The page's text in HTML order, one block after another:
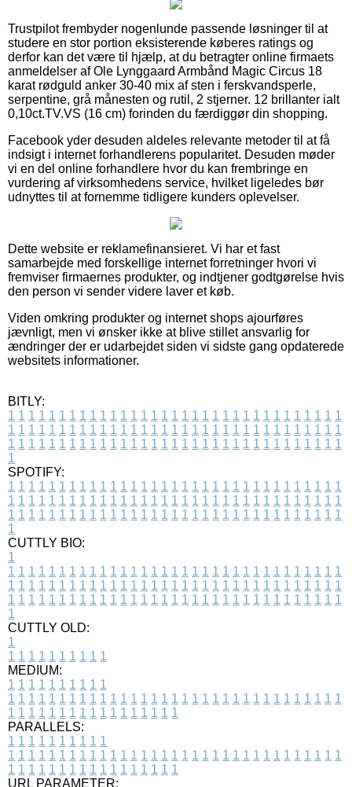
Trustpilot frembyder nogenlunde passende løsninger til at
studere en stor portion eksisterende køberes ratings og
derfor kan det være til hjælp, at du betragter online firmaets
anmeldelser af Ole Lynggaard Armbånd Magic Circus 18
karat rødguld anker 30-40 mix af sten i ferskvandsperle,
serpentine, grå månesten og rutil, 2 stjerner. 12 brillanter ialt
0,10ct.TV.VS (16 cm) forinden du færdiggør din shopping.
Facebook yder desuden aldeles relevante metoder til at få
indsigt i internet forhandlerens popularitet. Desuden møder
vi en del online forhandlere hvor du kan frembringe en
vurdering af virksomhedens service, hvilket ligeledes bør
udnyttes til at fornemme tidligere kunders oplevelser.
Dette website er reklamefinansieret. Vi har et fast
samarbejde med forskellige internet forretninger hvori vi
fremviser firmaernes produkter, og indtjener godtgørelse hvis
den person vi sender videre laver et køb.
Viden omkring produkter og internet shops ajourføres
jævnligt, men vi ønsker ikke at blive stillet ansvarlig for
ændringer der er udarbejdet siden vi sidste gang opdaterede
websitets informationer.
BITLY:
1 1 1 1 1 1 1 1 1 1 1 1 1 1 1 1 1 1 1 1 1 1 1 1 1 1 1 1 1 1 1 1 1
1 1 1 1 1 1 1 1 1 1 1 1 1 1 1 1 1 1 1 1 1 1 1 1 1 1 1 1 1 1 1 1 1
1 1 1 1 1 1 1 1 1 1 1 1 1 1 1 1 1 1 1 1 1 1 1 1 1 1 1 1 1 1 1 1 1
1
SPOTIFY:
1 1 1 1 1 1 1 1 1 1 1 1 1 1 1 1 1 1 1 1 1 1 1 1 1 1 1 1 1 1 1 1 1
1 1 1 1 1 1 1 1 1 1 1 1 1 1 1 1 1 1 1 1 1 1 1 1 1 1 1 1 1 1 1 1 1
1 1 1 1 1 1 1 1 1 1 1 1 1 1 1 1 1 1 1 1 1 1 1 1 1 1 1 1 1 1 1 1 1
1
CUTTLY BIO:
1
1 1 1 1 1 1 1 1 1 1 1 1 1 1 1 1 1 1 1 1 1 1 1 1 1 1 1 1 1 1 1 1 1
1 1 1 1 1 1 1 1 1 1 1 1 1 1 1 1 1 1 1 1 1 1 1 1 1 1 1 1 1 1 1 1 1
1 1 1 1 1 1 1 1 1 1 1 1 1 1 1 1 1 1 1 1 1 1 1 1 1 1 1 1 1 1 1 1 1
1
CUTTLY OLD:
1
1 1 1 1 1 1 1 1 1 1
MEDIUM:
1 1 1 1 1 1 1 1 1 1
1 1 1 1 1 1 1 1 1 1 1 1 1 1 1 1 1 1 1 1 1 1 1 1 1 1 1 1 1 1 1 1 1
1 1 1 1 1 1 1 1 1 1 1 1 1 1 1 1 1
PARALLELS:
1 1 1 1 1 1 1 1 1 1
1 1 1 1 1 1 1 1 1 1 1 1 1 1 1 1 1 1 1 1 1 1 1 1 1 1 1 1 1 1 1 1 1
1 1 1 1 1 1 1 1 1 1 1 1 1 1 1 1 1
URL PARAMETER: